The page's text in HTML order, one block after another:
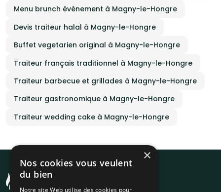
Menu brunch événement à Magny-le-Hongre
Devis traiteur halal à Magny-le-Hongre
Buffet vegetarien original à Magny-le-Hongre
Traiteur français traditionnel à Magny-le-Hongre
Traiteur barbecue et grillades à Magny-le-Hongre
Traiteur gastronomique à Magny-le-Hongre
Traiteur wedding cake à Magny-le-Hongre
×
Nos cookies vous veulent
du bien
Notre site Web utilise des cookies pour